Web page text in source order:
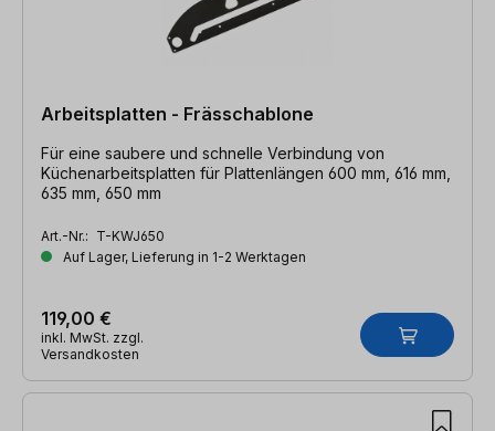
Arbeitsplatten - Frässchablone
Für eine saubere und schnelle Verbindung von
Küchenarbeitsplatten für Plattenlängen 600 mm, 616 mm,
635 mm, 650 mm
Art.-Nr.: T-KWJ650
Auf Lager, Lieferung in 1-2 Werktagen
119,00 €
inkl. MwSt. zzgl.
Versandkosten